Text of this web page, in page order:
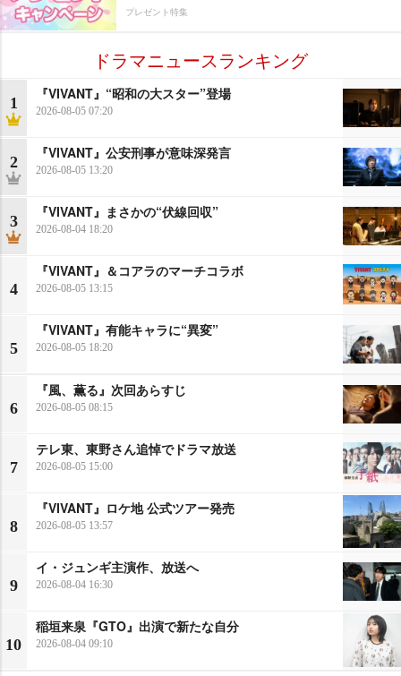
プレゼント特集
ドラマニュースランキング
1
『VIVANT』“昭和の大スター”登場
2026-08-05 07:20
2
『VIVANT』公安刑事が意味深発言
2026-08-05 13:20
3
『VIVANT』まさかの“伏線回収”
2026-08-04 18:20
4
『VIVANT』＆コアラのマーチコラボ
2026-08-05 13:15
5
『VIVANT』有能キャラに“異変”
2026-08-05 18:20
6
『風、薫る』次回あらすじ
2026-08-05 08:15
7
テレ東、東野さん追悼でドラマ放送
2026-08-05 15:00
8
『VIVANT』ロケ地 公式ツアー発売
2026-08-05 13:57
9
イ・ジュンギ主演作、放送へ
2026-08-04 16:30
10
稲垣来泉『GTO』出演で新たな自分
2026-08-04 09:10